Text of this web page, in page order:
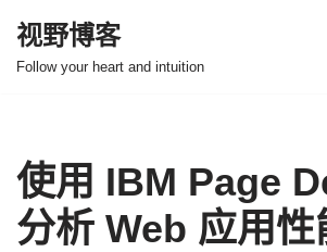
跳
视野博客
Follow your heart and intuition
使用 IBM Page
分析 Web 应用性